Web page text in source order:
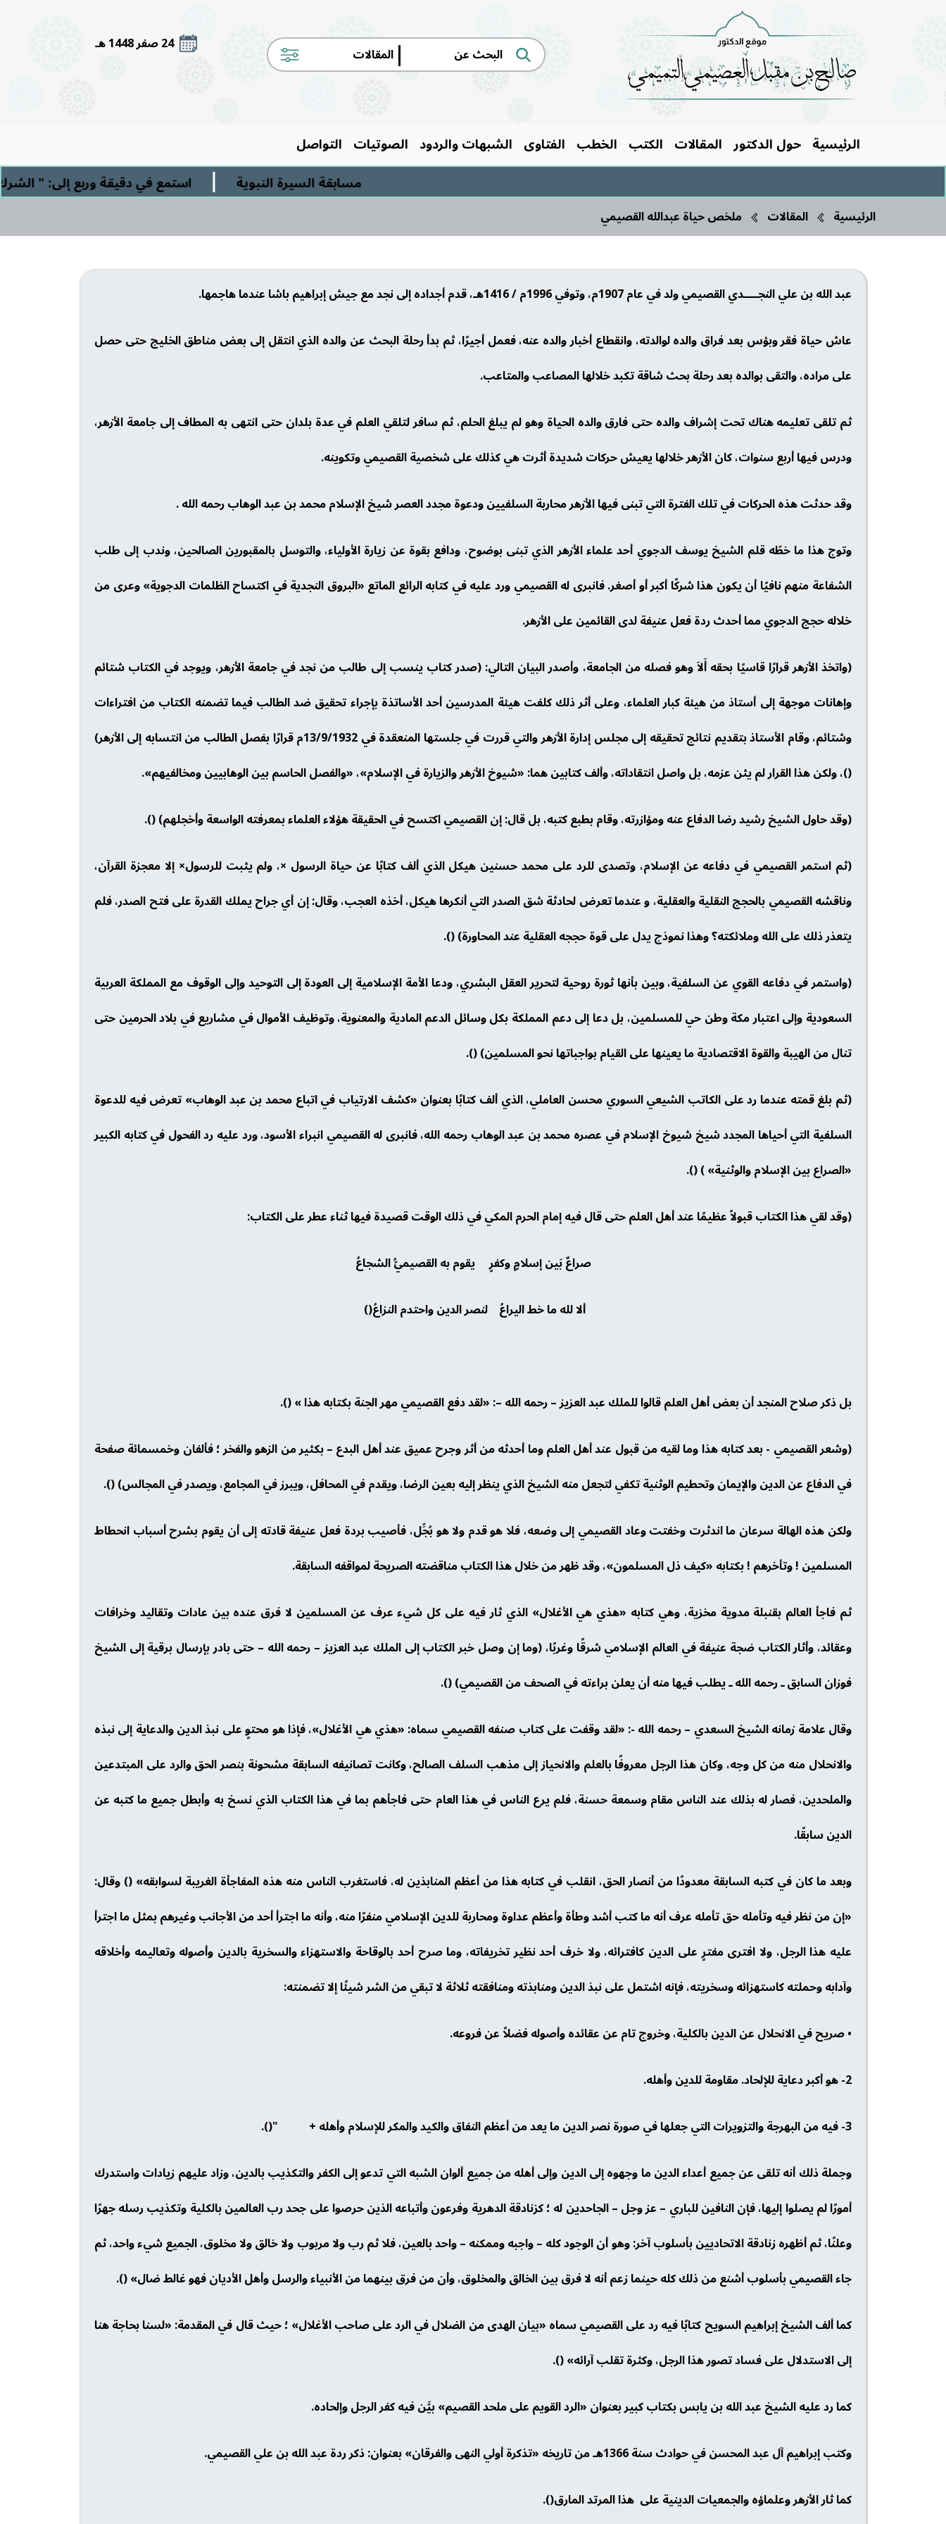
| 24 صفر 1448 هـ
الرئيسية حول الدكتور المقالات الكتب الخطب الفتاوى الشبهات والردود الصوتيات التواصل
مسابقة السيرة النبوية
| استمع في دقيقة وربع إلى: " الشرك
الرئيسية المقالات ملخص حياة عبدالله القصيمي
عبد الله بن علي النجــــدي القصيمي ولد في عام 1907م، وتوفي 1996م / 1416هـ، قدم أجداده إلى نجد مع جيش إبراهيم باشا عندما هاجمها.
عاش حياة فقر وبؤس بعد فراق والده لوالدته، وانقطاع أخبار والده عنه، فعمل أجيرًا، ثم بدأ رحلة البحث عن والده الذي انتقل إلى بعض مناطق الخليج حتى حصل
على مراده، والتقى بوالده بعد رحلة بحث شاقة تكبد خلالها المصاعب والمتاعب.
ثم تلقى تعليمه هناك تحت إشراف والده حتى فارق والده الحياة وهو لم يبلغ الحلم، ثم سافر لتلقي العلم في عدة بلدان حتى انتهى به المطاف إلى جامعة الأزهر،
ودرس فيها أربع سنوات، كان الأزهر خلالها يعيش حركات شديدة أثرت هي كذلك على شخصية القصيمي وتكوينه.
وقد حدثت هذه الحركات في تلك الفترة التي تبنى فيها الأزهر محاربة السلفيين ودعوة مجدد العصر شيخ الإسلام محمد بن عبد الوهاب رحمه الله .
وتوج هذا ما خطّه قلم الشيخ يوسف الدجوي أحد علماء الأزهر الذي تبنى بوضوح، ودافع بقوة عن زيارة الأولياء، والتوسل بالمقبورين الصالحين، وندب إلى طلب
الشفاعة منهم نافيًا أن يكون هذا شركًا أكبر أو أصغر. فانبرى له القصيمي ورد عليه في كتابه الرائع الماتع «البروق النجدية في اكتساح الظلمات الدجوية» وعرى من
خلاله حجج الدجوي مما أحدث ردة فعل عنيفة لدى القائمين على الأزهر.
(واتخذ الأزهر قرارًا قاسيًا بحقه أَلاَ وهو فصله من الجامعة، وأصدر البيان التالي: (صدر كتاب ينسب إلى طالب من نجد في جامعة الأزهر، ويوجد في الكتاب شتائم
وإهانات موجهة إلى أستاذ من هيئة كبار العلماء، وعلى أثر ذلك كلفت هيئة المدرسين أحد الأساتذة بإجراء تحقيق ضد الطالب فيما تضمنه الكتاب من افتراءات
وشتائم، وقام الأستاذ بتقديم نتائج تحقيقه إلى مجلس إدارة الأزهر والتي قررت في جلستها المنعقدة في 13/9/1932م قرارًا بفصل الطالب من انتسابه إلى الأزهر)
()، ولكن هذا القرار لم يثن عزمه، بل واصل انتقاداته، وألف كتابين هما: «شيوخ الأزهر والزيارة في الإسلام»، «والفصل الحاسم بين الوهابيين ومخالفيهم».
(وقد حاول الشيخ رشيد رضا الدفاع عنه ومؤازرته، وقام بطبع كتبه، بل قال: إن القصيمي اكتسح في الحقيقة هؤلاء العلماء بمعرفته الواسعة وأخجلهم) ().
(ثم استمر القصيمي في دفاعه عن الإسلام، وتصدى للرد على محمد حسنين هيكل الذي ألف كتابًا عن حياة الرسول ×، ولم يثبت للرسول× إلا معجزة القرآن،
وناقشه القصيمي بالحجج النقلية والعقلية، و عندما تعرض لحادثة شق الصدر التي أنكرها هيكل، أخذه العجب، وقال: إن أي جراح يملك القدرة على فتح الصدر، فلم
يتعذر ذلك على الله وملائكته؟ وهذا نموذج يدل على قوة حججه العقلية عند المحاورة) ().
(واستمر في دفاعه القوي عن السلفية، وبين بأنها ثورة روحية لتحرير العقل البشري، ودعا الأمة الإسلامية إلى العودة إلى التوحيد وإلى الوقوف مع المملكة العربية
السعودية وإلى اعتبار مكة وطن حي للمسلمين، بل دعا إلى دعم المملكة بكل وسائل الدعم المادية والمعنوية، وتوظيف الأموال في مشاريع في بلاد الحرمين حتى
تنال من الهيبة والقوة الاقتصادية ما يعينها على القيام بواجباتها نحو المسلمين) ().
(ثم بلغ قمته عندما رد على الكاتب الشيعي السوري محسن العاملي، الذي ألف كتابًا بعنوان «كشف الارتياب في اتباع محمد بن عبد الوهاب» تعرض فيه للدعوة
السلفية التي أحياها المجدد شيخ شيوخ الإسلام في عصره محمد بن عبد الوهاب رحمه الله، فانبرى له القصيمي انبراء الأسود، ورد عليه رد الفحول في كتابه الكبير
«الصراع بين الإسلام والوثنية» ) ().
(وقد لقي هذا الكتاب قبولاً عظيمًا عند أهل العلم حتى قال فيه إمام الحرم المكي في ذلك الوقت قصيدة فيها ثناء عطر على الكتاب:
صراعٌ بَين إسلامٍ وكفرٍ يقوم به القصيميُّ الشجاعُ
ألا لله ما خط اليراعُ لنصر الدين واحتدم النزاعُ()
بل ذكر صلاح المنجد أن بعض أهل العلم قالوا للملك عبد العزيز – رحمه الله –: «لقد دفع القصيمي مهر الجنة بكتابه هذا » ().
(وشعر القصيمي - بعد كتابه هذا وما لقيه من قبول عند أهل العلم وما أحدثه من أثر وجرح عميق عند أهل البدع – بكثير من الزهو والفخر ؛ فألفان وخمسمائة صفحة
في الدفاع عن الدين والإيمان وتحطيم الوثنية تكفي لتجعل منه الشيخ الذي ينظر إليه بعين الرضا، ويقدم في المحافل، ويبرز في المجامع، ويصدر في المجالس) ().
ولكن هذه الهالة سرعان ما اندثرت وخفتت وعاد القصيمي إلى وضعه، فلا هو قدم ولا هو بُجِّل، فأصيب بردة فعل عنيفة قادته إلى أن يقوم بشرح أسباب انحطاط
المسلمين ! وتأخرهم ! بكتابه «كيف ذل المسلمون»، وقد ظهر من خلال هذا الكتاب مناقضته الصريحة لمواقفه السابقة.
ثم فاجأ العالم بقنبلة مدوية مخزية، وهي كتابه «هذي هي الأغلال» الذي ثار فيه على كل شيء عرف عن المسلمين لا فرق عنده بين عادات وتقاليد وخرافات
وعقائد، وأثار الكتاب ضجة عنيفة في العالم الإسلامي شرقًا وغربًا، (وما إن وصل خبر الكتاب إلى الملك عبد العزيز – رحمه الله – حتى بادر بإرسال برقية إلى الشيخ
فوزان السابق ـ رحمه الله ـ يطلب فيها منه أن يعلن براءته في الصحف من القصيمي) ().
وقال علامة زمانه الشيخ السعدي – رحمه الله -: «لقد وقفت على كتاب صنفه القصيمي سماه: «هذي هي الأغلال»، فإذا هو محتوٍ على نبذ الدين والدعاية إلى نبذه
والانحلال منه من كل وجه، وكان هذا الرجل معروفًا بالعلم والانحياز إلى مذهب السلف الصالح، وكانت تصانيفه السابقة مشحونة بنصر الحق والرد على المبتدعين
والملحدين، فصار له بذلك عند الناس مقام وسمعة حسنة، فلم يرع الناس في هذا العام حتى فاجأهم بما في هذا الكتاب الذي نسخ به وأبطل جميع ما كتبه عن
الدين سابقًا.
وبعد ما كان في كتبه السابقة معدودًا من أنصار الحق، انقلب في كتابه هذا من أعظم المنابذين له، فاستغرب الناس منه هذه المفاجأة الغريبة لسوابقه» () وقال:
«إن من نظر فيه وتأمله حق تأمله عرف أنه ما كتب أشد وطأة وأعظم عداوة ومحاربة للدين الإسلامي منفرًا منه، وأنه ما اجترأ أحد من الأجانب وغيرهم بمثل ما اجترأ
عليه هذا الرجل، ولا افترى مفترٍ على الدين كافترائه، ولا خرف أحد نظير تخريفاته، وما صرح أحد بالوقاحة والاستهزاء والسخرية بالدين وأصوله وتعاليمه وأخلاقه
وآدابه وحملته كاستهزائه وسخريته، فإنه اشتمل على نبذ الدين ومنابذته ومنافقته ثلاثة لا تبقي من الشر شيئًا إلا تضمنته:
• صريح في الانحلال عن الدين بالكلية، وخروج تام عن عقائده وأصوله فضلاً عن فروعه.
2- هو أكبر دعاية للإلحاد. مقاومة للدين وأهله.
3- فيه من البهرجة والتزويرات التي جعلها في صورة نصر الدين ما يعد من أعظم النفاق والكيد والمكر للإسلام وأهله + "().
وجملة ذلك أنه تلقى عن جميع أعداء الدين ما وجهوه إلى الدين وإلى أهله من جميع ألوان الشبه التي تدعو إلى الكفر والتكذيب بالدين، وزاد عليهم زيادات واستدرك
أمورًا لم يصلوا إليها، فإن النافين للباري – عز وجل – الجاحدين له ؛ كزنادقة الدهرية وفرعون وأتباعه الذين حرصوا على جحد رب العالمين بالكلية وتكذيب رسله جهرًا
وعلنًا، ثم أظهره زنادقة الاتحاديين بأسلوب آخر: وهو أن الوجود كله – واجبه وممكنه – واحد بالعين، فلا ثم رب ولا مربوب ولا خالق ولا مخلوق، الجميع شيء واحد، ثم
جاء القصيمي بأسلوب أشنع من ذلك كله حينما زعم أنه لا فرق بين الخالق والمخلوق، وأن من فرق بينهما من الأنبياء والرسل وأهل الأديان فهو غالط ضال» ().
كما ألف الشيخ إبراهيم السويح كتابًا فيه رد على القصيمي سماه «بيان الهدى من الضلال في الرد على صاحب الأغلال» ؛ حيث قال في المقدمة: «لسنا بحاجة هنا
إلى الاستدلال على فساد تصور هذا الرجل، وكثرة تقلب آرائه» ().
كما رد عليه الشيخ عبد الله بن يابس بكتاب كبير بعنوان «الرد القويم على ملحد القصيم» بيَّن فيه كفر الرجل وإلحاده.
وكتب إبراهيم آل عبد المحسن في حوادث سنة 1366هـ من تاريخه «تذكرة أولي النهى والفرقان» بعنوان: ذكر ردة عبد الله بن علي القصيمي.
كما ثار الأزهر وعلماؤه والجمعيات الدينية على هذا المرتد المارق().